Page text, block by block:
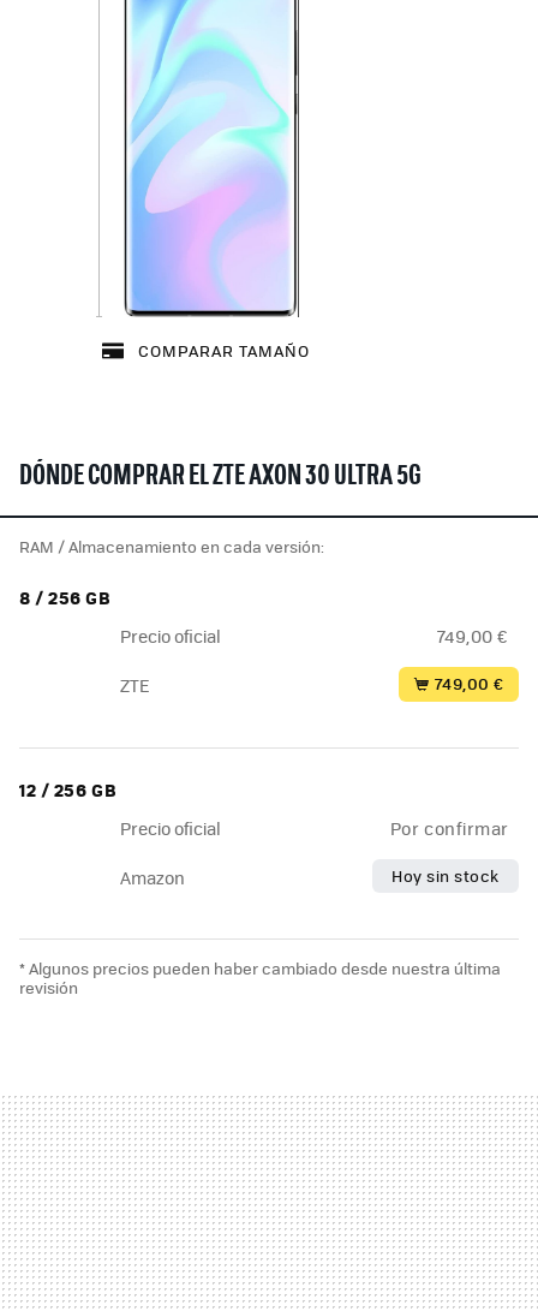
COMPARAR TAMAÑO
DÓNDE COMPRAR EL ZTE AXON 30 ULTRA 5G
RAM / Almacenamiento en cada versión:
8 / 256 GB
Precio oficial 749,00 €
ZTE 749,00 €
12 / 256 GB
Precio oficial Por confirmar
Amazon Hoy sin stock
* Algunos precios pueden haber cambiado desde nuestra última
revisión